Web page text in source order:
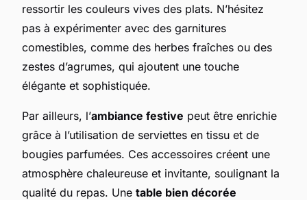
ressortir les couleurs vives des plats. N’hésitez
pas à expérimenter avec des garnitures
comestibles, comme des herbes fraîches ou des
zestes d’agrumes, qui ajoutent une touche
élégante et sophistiquée.
Par ailleurs, l’ambiance festive peut être enrichie
grâce à l’utilisation de serviettes en tissu et de
bougies parfumées. Ces accessoires créent une
atmosphère chaleureuse et invitante, soulignant la
qualité du repas. Une table bien décorée